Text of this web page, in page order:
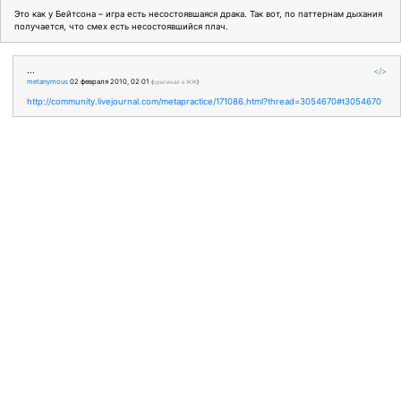
Это как у Бейтсона – игра есть несостоявшаяся драка. Так вот, по паттернам дыхания
получается, что смех есть несостоявшийся плач.
</>
...
metanymous 02 февраля 2010, 02:01 (оригинал в ЖЖ)
http://community.livejournal.com/metapractice/171086.html?thread=3054670#t3054670